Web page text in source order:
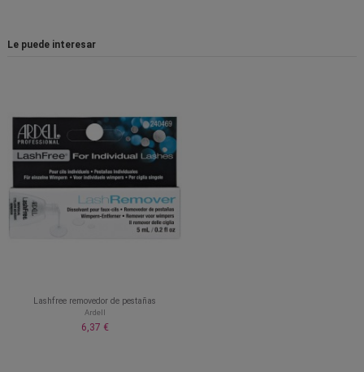
Le puede interesar
Lashfree removedor de pestañas
Ardell
6,37 €